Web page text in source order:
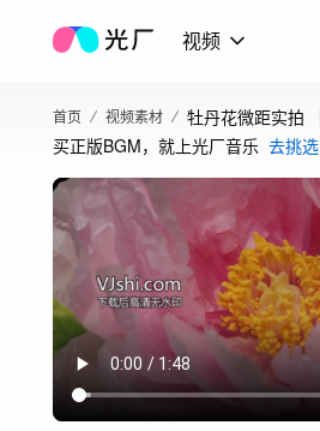
视频
首页 视频素材 牡丹花微距实拍
买正版BGM，就上光厂音乐 去挑选